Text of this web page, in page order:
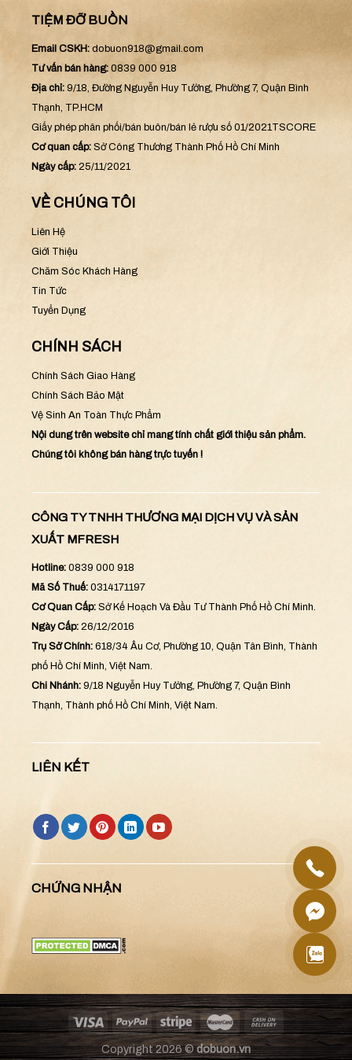
TIỆM ĐỠ BUỒN
Email CSKH: dobuon918@gmail.com
Tư vấn bán hàng: 0839 000 918
Địa chỉ: 9/18, Đường Nguyễn Huy Tưởng, Phường 7, Quận Bình
Thạnh, TP.HCM
Giấy phép phân phối/bán buôn/bán lẻ rượu số 01/2021TSCORE
Cơ quan cấp: Sở Công Thương Thành Phố Hồ Chí Minh
Ngày cấp: 25/11/2021
VỀ CHÚNG TÔI
Liên Hệ
Giới Thiệu
Chăm Sóc Khách Hàng
Tin Tức
Tuyển Dụng
CHÍNH SÁCH
Chính Sách Giao Hàng
Chính Sách Bảo Mật
Vệ Sinh An Toàn Thực Phẩm
Nội dung trên website chỉ mang tính chất giới thiệu sản phẩm.
Chúng tôi không bán hàng trực tuyến !
CÔNG TY TNHH THƯƠNG MẠI DỊCH VỤ VÀ SẢN
XUẤT MFRESH
Hotline: 0839 000 918
Mã Số Thuế: 0314171197
Cơ Quan Cấp: Sở Kế Hoạch Và Đầu Tư Thành Phố Hồ Chí Minh.
Ngày Cấp: 26/12/2016
Trụ Sở Chính: 618/34 Âu Cơ, Phường 10, Quận Tân Bình, Thành
phố Hồ Chí Minh, Việt Nam.
Chi Nhánh: 9/18 Nguyễn Huy Tưởng, Phường 7, Quận Bình
Thạnh, Thành phố Hồ Chí Minh, Việt Nam.
LIÊN KẾT
CHỨNG NHẬN
Copyright 2026 ©dobuon.vn